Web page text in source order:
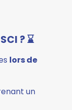
? ⌛
lors de
un